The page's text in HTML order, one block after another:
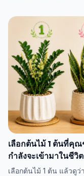
เลือกต้นไม้ 1 ต้นที่คุ
กำลังจะเข้ามาในชีวิ
เลือกต้นไม้ 1 ต้น แล้วดูว่